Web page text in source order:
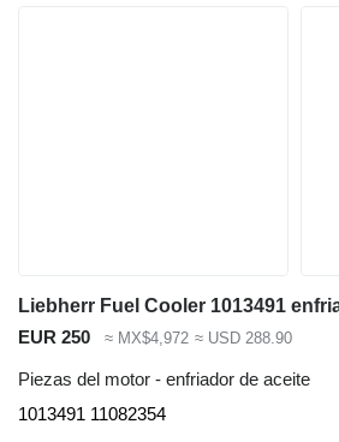
EUR 250 ≈ MX$4,972 ≈ USD 288.90
Piezas del motor - enfriador de aceite
1013491 11082354